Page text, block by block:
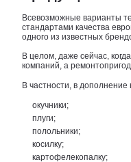
Всевозможные варианты
стандартами качества
одного из известных
В целом, даже сейчас,
компаний, а
В частности, в дополнение
окучники;
плуги;
полольники;
косилку;
картофелекопалку;